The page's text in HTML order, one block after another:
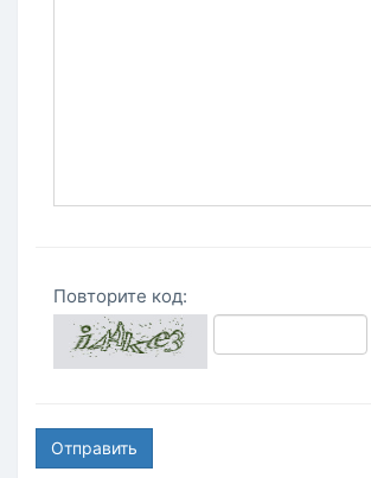
Повторите код:
Отправить